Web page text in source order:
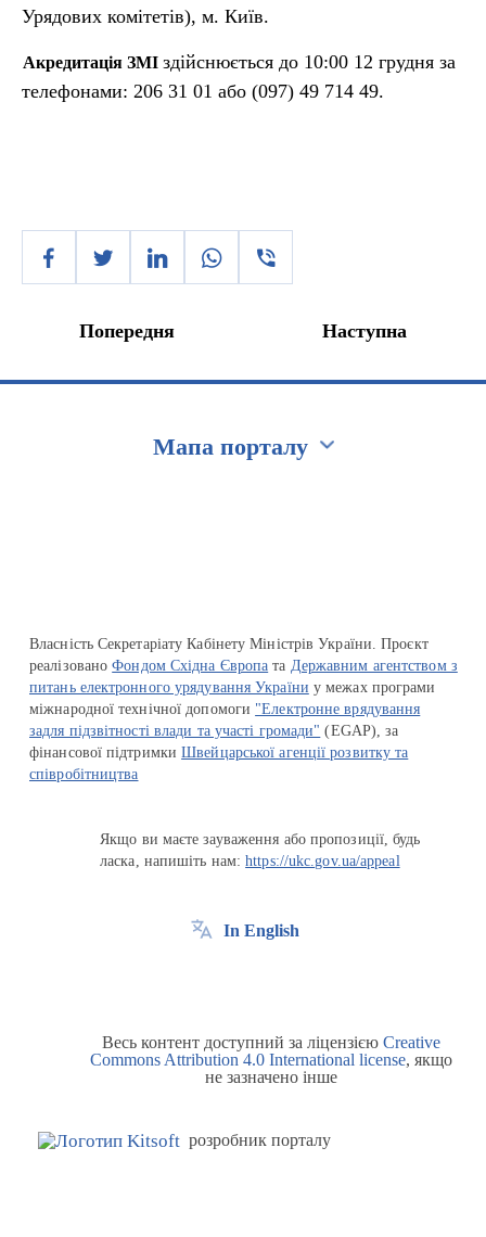
Урядових комітетів), м. Київ.
Акредитація ЗМІ здійснюється до 10:00 12 грудня за
телефонами: 206 31 01 або (097) 49 714 49.
Попередня Наступна
Мапа порталу
Власність Секретаріату Кабінету Міністрів України. Проєкт
реалізованоФондом Східна Європа та Державним агентством з
питань електронного урядування України у межах програми
міжнародної технічної допомоги "Електронне врядування
задля підзвітності влади та участі громади" (EGAP), за
фінансової підтримкиШвейцарської агенції розвитку та
співробітництва
Якщо ви маєте зауваження або пропозиції, будь
ласка, напишіть нам:https://ukc.gov.ua/appeal
In English
Весь контент доступний за ліцензією Creative
Commons Attribution 4.0 International license, якщо
не зазначено інше
розробник порталу